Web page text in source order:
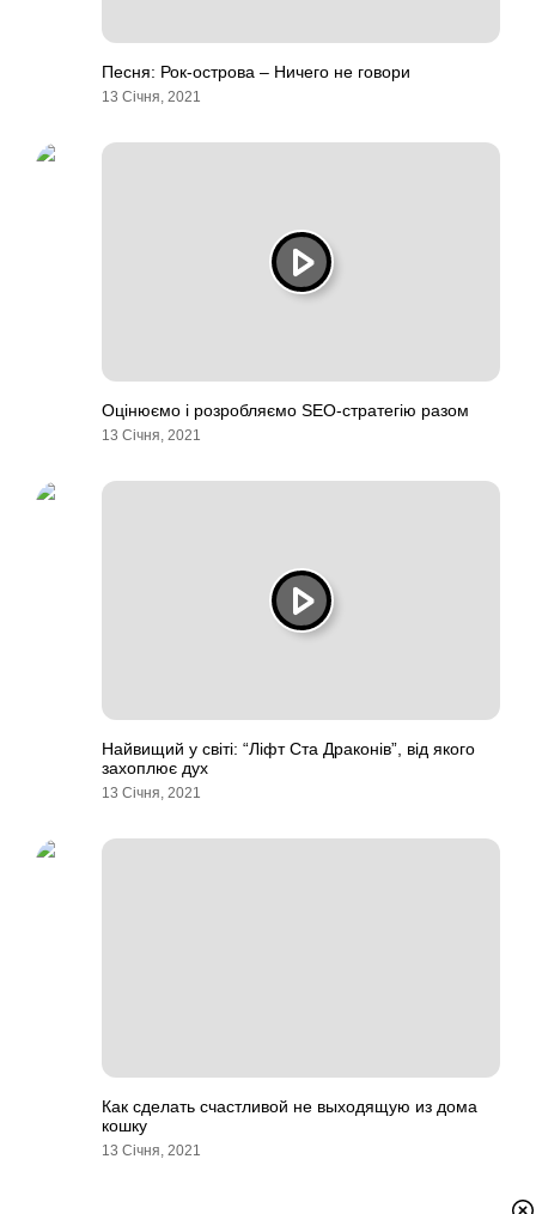
Песня: Рок-острова – Ничего не говори
13 Січня, 2021
Оцінюємо і розробляємо SEO-стратегію разом
13 Січня, 2021
Найвищий у світі: “Ліфт Ста Драконів”, від якого
захоплює дух
13 Січня, 2021
Как сделать счастливой не выходящую из дома
кошку
13 Січня, 2021